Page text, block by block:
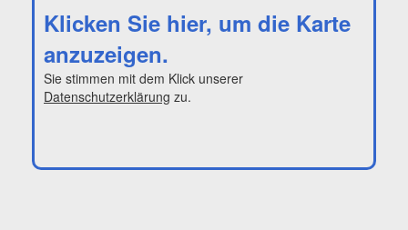
Klicken Sie hier, um die Karte
anzuzeigen.
Sie stimmen mit dem Klick unserer
Datenschutzerklärung zu.